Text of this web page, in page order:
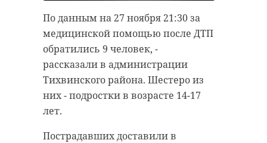
По данным на 27 ноября 21:30 за
медицинской помощью после ДТП
обратились 9 человек, -
рассказали в администрации
Тихвинского района. Шестеро из
них - подростки в возрасте 14-17
лет.
Пострадавших доставили в
спорт
международный турнир
индорхоккей
среди которых
несовершеннолетние.
На месте деятельность
правоохранителей и аварийных
служб координирует прокурор
Дмитрий Костин.